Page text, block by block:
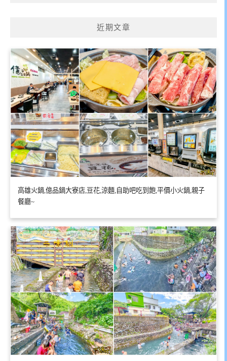
近期文章
高雄火鍋,億品鍋大寮店,豆花,涼麵,自助吧吃到飽,平價小火鍋,親子
餐廳~